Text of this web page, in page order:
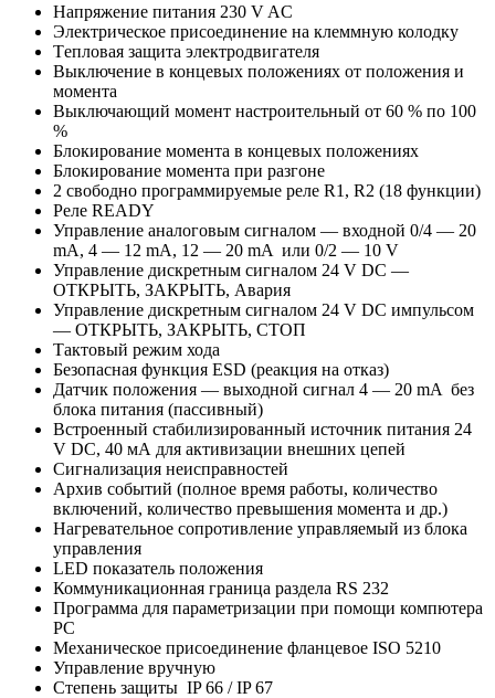
Напряжение питания 230 V AC
Электрическое присоединение на клеммную колодку
Tепловая защита электродвигателя
Выключение в концевых положениях от положения и
моментa
Выключающий момент настроительный от 60 % по 100
%
Блокирование момента в концевых положениях
Блокирование момента при разгоне
2 свободно программируемые реле R1, R2 (18 функции)
Реле READY
Управление аналоговым сигналом — входной 0/4 — 20
mA, 4 — 12 mA, 12 — 20 mA или 0/2 — 10 V
Управление дискретным сигналом 24 V DC —
ОТКРЫТЬ, ЗАКРЫТЬ, Авария
Управление дискретным сигналом 24 V DC импульсом
— ОТКРЫТЬ, ЗАКРЫТЬ, СТОП
Тактовый режим хода
Безопасная функция ESD (реакция на отказ)
Датчик положения — выходной сигнал 4 — 20 mA без
блокa питания (пассивный)
Встроенный стабилизированный источник питания 24
V DC, 40 мА для активизации внешних цепей
Сигнализация неисправностей
Архив событий (полное время работы, количество
включений, количество превышения момента и др.)
Нагревательное сопротивление управляемый из блока
управления
LED показатель положения
Коммуникационная граница раздела RS 232
Программа для параметризации при помощи компютера
РС
Механическое присоединение фланцевое ISO 5210
Управление вручную
Степень защиты IP 66 / IP 67